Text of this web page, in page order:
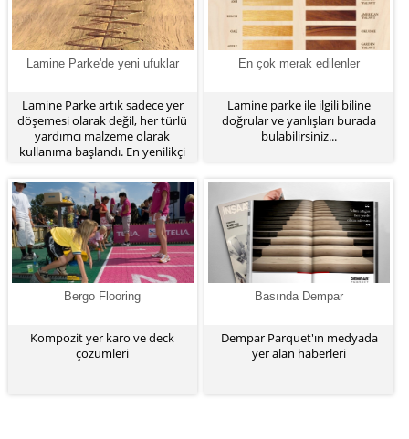
Lamine Parke'de yeni ufuklar
Lamine Parke artık sadece yer
döşemesi olarak değil, her türlü
yardımcı malzeme olarak
kullanıma başlandı. En yenilikçi
sizlere duyurmaya çalışacağız.
En çok merak edilenler
Lamine parke ile ilgili biline
doğrular ve yanlışları burada
bulabilirsiniz...
Bergo Flooring
Kompozit yer karo ve deck
çözümleri
Basında Dempar
Dempar Parquet'ın medyada
yer alan haberleri